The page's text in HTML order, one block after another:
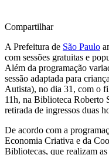
Compartilhar
A Prefeitura de São Paulo
com sessões gratuitas e
Além da programação
sessão adaptada para
Autista), no dia 31, com o
11h, na Biblioteca Roberto
retirada de ingressos duas
De acordo com a
Economia Criativa e da
Bibliotecas, que realizam